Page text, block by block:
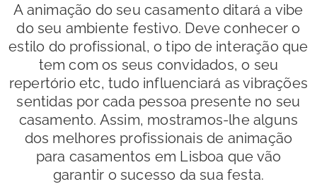
A animação do seu casamento ditará a vibe
do seu ambiente festivo. Deve conhecer o
estilo do profissional, o tipo de interação que
tem com os seus convidados, o seu
repertório etc, tudo influenciará as vibrações
sentidas por cada pessoa presente no seu
casamento. Assim, mostramos-lhe alguns
dos melhores profissionais de animação
para casamentos em Lisboa que vão
garantir o sucesso da sua festa.